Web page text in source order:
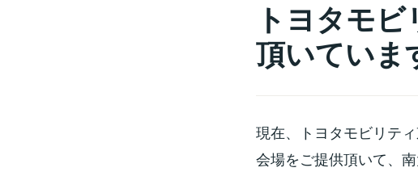
位
之
トヨタモ
頂いていま
現在、トヨタモビリテ
会場をご提供頂いて、